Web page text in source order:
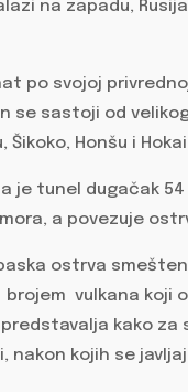
na zapadu,
po svojoj
se sastoji od
Honšu i
je tunel dugačak 54
a povezuje
ostrva
vulkana koji
kako za
kojih se